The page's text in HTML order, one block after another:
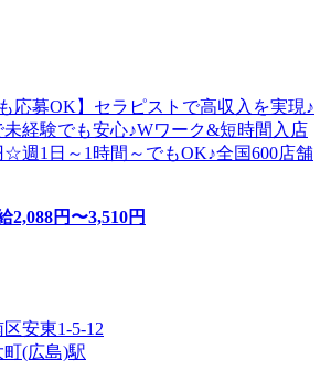
応募OK】セラピストで高収入を実現♪
経験でも安心♪Wワーク&短時間入店
☆週1日～1時間～でもOK♪全国600店舗
2,088円〜3,510円
安東1-5-12
(広島)駅